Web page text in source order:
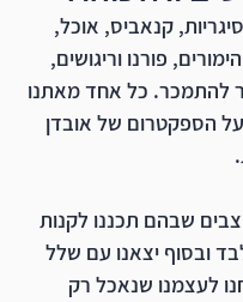
קנאביס, אוכל,
פורנו וריגושים,
להתמכר. כל אחד מאתנו
הספקטרום של אובדן
שבהם תכננו לקנות
ובסוף יצאנו עם שלל
לעצמנו שנאכל רק